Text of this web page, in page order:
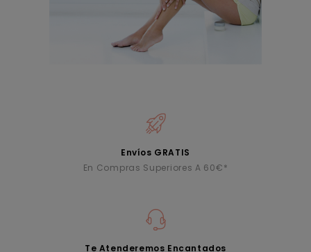
Envíos GRATIS
En Compras Superiores A 60€*
Te Atenderemos Encantados